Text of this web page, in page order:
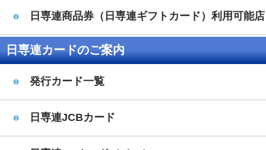
日専連商品券（日専連ギフトカード）利用可能店
日専連カードのご案内
発行カード一覧
日専連JCBカード